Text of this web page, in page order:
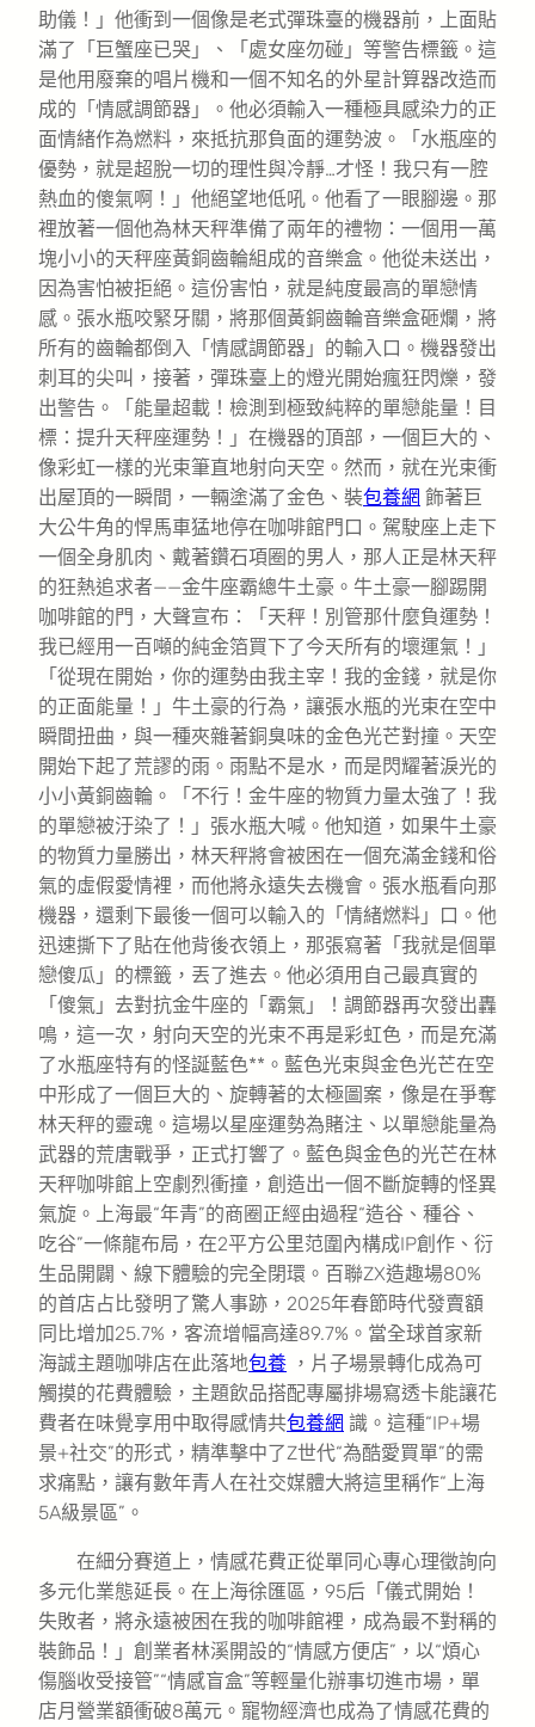
助儀！」他衝到一個像是老式彈珠臺的機器前，上面貼
滿了「巨蟹座已哭」、「處女座勿碰」等警告標籤。這
是他用廢棄的唱片機和一個不知名的外星計算器改造而
成的「情感調節器」。他必須輸入一種極具感染力的正
面情緒作為燃料，來抵抗那負面的運勢波。「水瓶座的
優勢，就是超脫一切的理性與冷靜…才怪！我只有一腔
熱血的傻氣啊！」他絕望地低吼。他看了一眼腳邊。那
裡放著一個他為林天秤準備了兩年的禮物：一個用一萬
塊小小的天秤座黃銅齒輪組成的音樂盒。他從未送出，
因為害怕被拒絕。這份害怕，就是純度最高的單戀情
感。張水瓶咬緊牙關，將那個黃銅齒輪音樂盒砸爛，將
所有的齒輪都倒入「情感調節器」的輸入口。機器發出
刺耳的尖叫，接著，彈珠臺上的燈光開始瘋狂閃爍，發
出警告。「能量超載！檢測到極致純粹的單戀能量！目
標：提升天秤座運勢！」在機器的頂部，一個巨大的、
像彩虹一樣的光束筆直地射向天空。然而，就在光束衝
出屋頂的一瞬間，一輛塗滿了金色、裝包養網 飾著巨
大公牛角的悍馬車猛地停在咖啡館門口。駕駛座上走下
一個全身肌肉、戴著鑽石項圈的男人，那人正是林天秤
的狂熱追求者——金牛座霸總牛土豪。牛土豪一腳踢開
咖啡館的門，大聲宣布：「天秤！別管那什麼負運勢！
我已經用一百噸的純金箔買下了今天所有的壞運氣！」
「從現在開始，你的運勢由我主宰！我的金錢，就是你
的正面能量！」牛土豪的行為，讓張水瓶的光束在空中
瞬間扭曲，與一種夾雜著銅臭味的金色光芒對撞。天空
開始下起了荒謬的雨。雨點不是水，而是閃耀著淚光的
小小黃銅齒輪。「不行！金牛座的物質力量太強了！我
的單戀被汙染了！」張水瓶大喊。他知道，如果牛土豪
的物質力量勝出，林天秤將會被困在一個充滿金錢和俗
氣的虛假愛情裡，而他將永遠失去機會。張水瓶看向那
機器，還剩下最後一個可以輸入的「情緒燃料」口。他
迅速撕下了貼在他背後衣領上，那張寫著「我就是個單
戀傻瓜」的標籤，丟了進去。他必須用自己最真實的
「傻氣」去對抗金牛座的「霸氣」！調節器再次發出轟
鳴，這一次，射向天空的光束不再是彩虹色，而是充滿
了水瓶座特有的怪誕藍色**。藍色光束與金色光芒在空
中形成了一個巨大的、旋轉著的太極圖案，像是在爭奪
林天秤的靈魂。這場以星座運勢為賭注、以單戀能量為
武器的荒唐戰爭，正式打響了。藍色與金色的光芒在林
天秤咖啡館上空劇烈衝撞，創造出一個不斷旋轉的怪異
氣旋。上海最“年青”的商圈正經由過程“造谷、種谷、
吃谷”一條龍布局，在2平方公里范圍內構成IP創作、衍
生品開闢、線下體驗的完全閉環。百聯ZX造趣場80%
的首店占比發明了驚人事跡，2025年春節時代發賣額
同比增加25.7%，客流增幅高達89.7%。當全球首家新
海誠主題咖啡店在此落地包養 ，片子場景轉化成為可
觸摸的花費體驗，主題飲品搭配專屬排場寫透卡能讓花
費者在味覺享用中取得感情共包養網 識。這種“IP+場
景+社交”的形式，精準擊中了Z世代“為酷愛買單”的需
求痛點，讓有數年青人在社交媒體大將這里稱作“上海
5A級景區”。
在細分賽道上，情感花費正從單同心專心理徵詢向
多元化業態延長。在上海徐匯區，95后「儀式開始！
失敗者，將永遠被困在我的咖啡館裡，成為最不對稱的
裝飾品！」創業者林溪開設的“情感方便店”，以“煩心
傷腦收受接管”“情感盲盒”等輕量化辦事切進市場，單
店月營業額衝破8萬元。寵物經濟也成為了情感花費的